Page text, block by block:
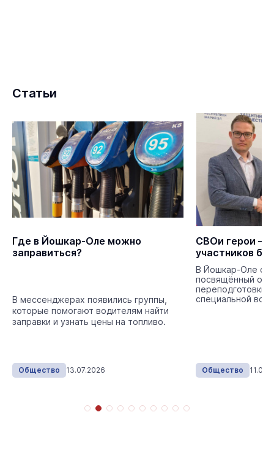
Статьи
Где в Йошкар-Оле можно
заправиться?
В мессенджерах появились группы,
которые помогают водителям найти
заправки и узнать цены на топливо.
Общество 13.07.2026
СВОи герои –
участников
В Йошкар-Оле
посвящённый
переподготовки
специальной
Общество